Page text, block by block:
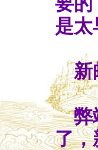
是太
新
弊
了，